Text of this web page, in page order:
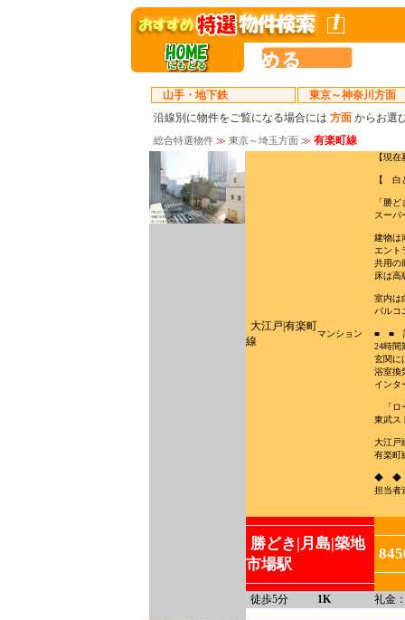
山手・地下鉄 東京～神奈川方面
沿線別に物件をご覧になる場合には 方面 からお選
総合特選物件 ≫ 東京～埼玉方面 ≫ 有楽町線
大江戸|有楽町
線
マンション
【現
【 白
「勝
スーパ
建物は
エント
共用の
床は高
室内は
バルコ
■ ■
24時
玄関に
浴室
インタ
「ロ
東武ス
大江戸
有楽町
◆ ◆
担当者
勝どき|月島|築地
市場駅
徒歩5分 1K 礼金